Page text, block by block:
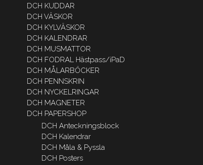
DCH KUDDAR
DCH VÄSKOR
DCH KYLVÄSKOR
DCH KALENDRAR
DCH MUSMATTOR
DCH FODRAL Hästpass/iPaD
DCH MÅLARBÖCKER
DCH PENNSKRIN
DCH NYCKELRINGAR
DCH MAGNETER
DCH PAPERSHOP
DCH Anteckningsblock
DCH Kalendrar
DCH Måla & Pyssla
DCH Posters